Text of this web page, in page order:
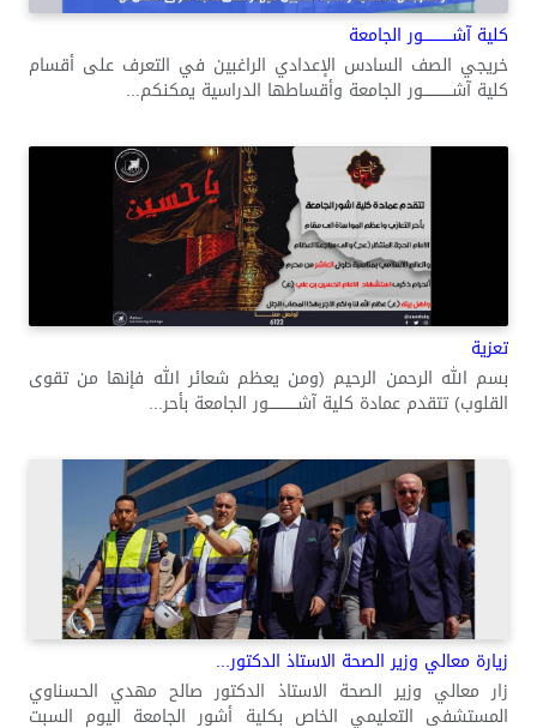
كلية آشــــــــــــور الجامعة
خريجي الصف السادس الإعدادي الراغبين في التعرف على أقسام
كلية آشــــــــــــور الجامعة وأقساطها الدراسية يمكنكم...
تعزية
بسم الله الرحمن الرحيم (ومن يعظم شعائر الله فإنها من تقوى
القلوب) تتقدم عمادة كلية آشــــــــــــور الجامعة بأحر...
زيارة معالي وزير الصحة الاستاذ الدكتور...
زار معالي وزير الصحة الاستاذ الدكتور صالح مهدي الحسناوي
المستشفى التعليمي الخاص بكلية أشور الجامعة اليوم السبت